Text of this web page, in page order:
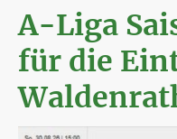
A-Liga
für die